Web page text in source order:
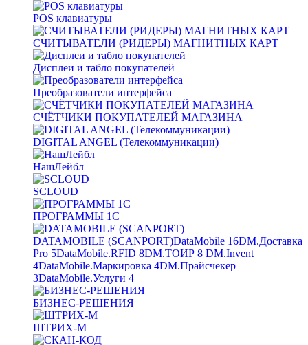
POS клавиатуры
СЧИТЫВАТЕЛИ (РИДЕРЫ) МАГНИТНЫХ КАРТ
Дисплеи и табло покупателей
Преобразователи интерфейса
СЧЁТЧИКИ ПОКУПАТЕЛЕЙ МАГАЗИНА
DIGITAL ANGEL (Телекоммуникации)
НашЛейбл
SCLOUD
ПРОГРАММЫ 1С
DATAMOBILE (SCANPORT)DataMobile 16DM.Доставка
Pro 5DataMobile.RFID 8DM.ТОИР 8 DM.Invent
4DataMobile.Маркировка 4DM.Прайсчекер
3DataMobile.Услуги 4
БИЗНЕС-РЕШЕНИЯ
ШТРИХ-М